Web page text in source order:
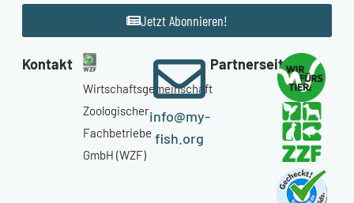
Jetzt Abonnieren!
Kontakt
Wirtschaftsgemeinschaft
Zoologischer
Fachbetriebe
GmbH (WZF)
info@my-
fish.org
Partnerseiten